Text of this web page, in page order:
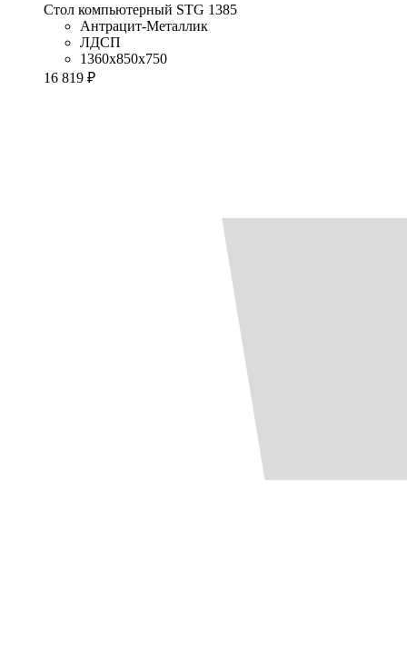
Стол компьютерный STG 1385
Антрацит-Металлик
ЛДСП
1360x850x750
16 819 ₽